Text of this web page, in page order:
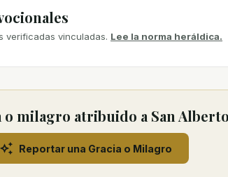
verificadas vinculadas. Lee la norma heráldica.
o milagro atribuido a San
Reportar una Gracia o Milagro